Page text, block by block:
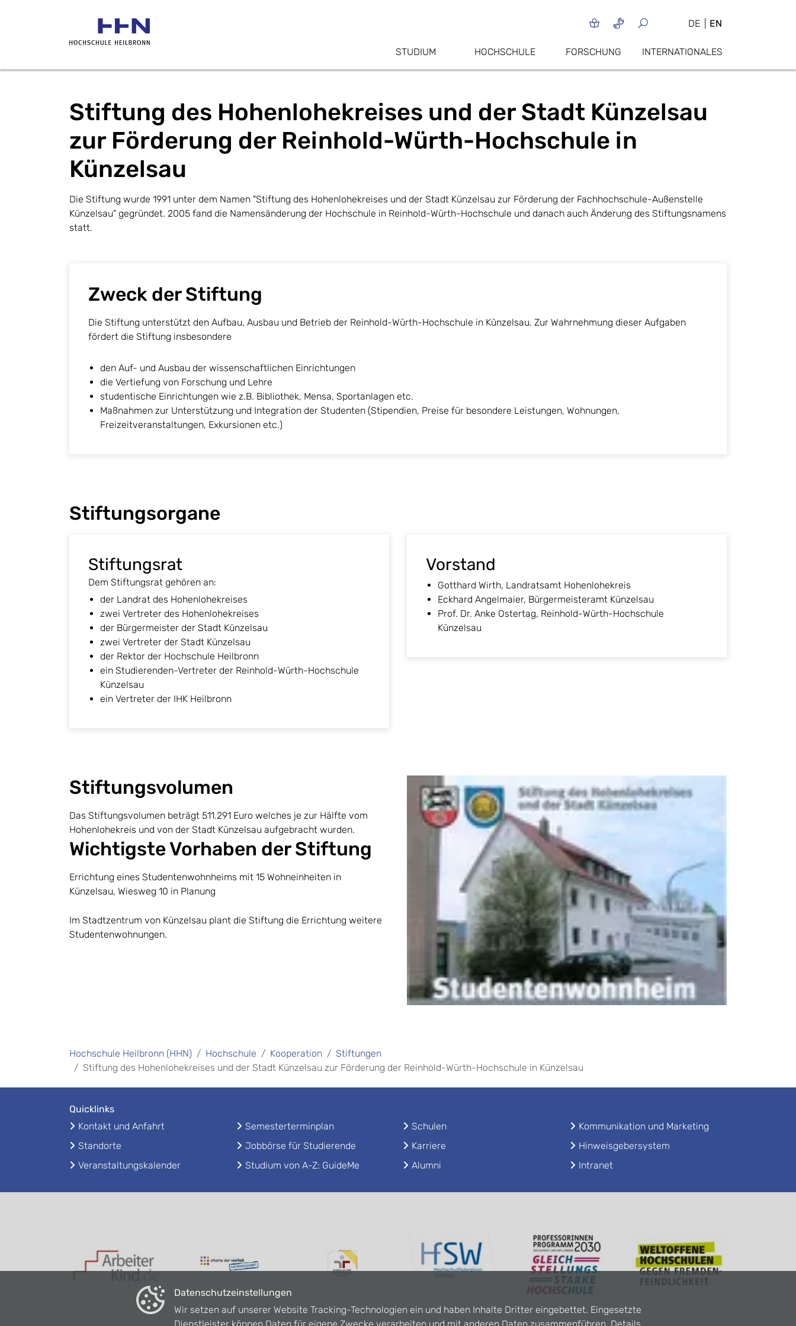
DE EN
STUDIUM HOCHSCHULE FORSCHUNG INTERNATIONALES
Stiftung des Hohenlohekreises und der Stadt Künzelsau
zur Förderung der Reinhold-Würth-Hochschule in
Künzelsau
Die Stiftung wurde 1991 unter dem Namen "Stiftung des Hohenlohekreises und der Stadt Künzelsau zur Förderung der Fachhochschule-Außenstelle
Künzelsau" gegründet. 2005 fand die Namensänderung der Hochschule in Reinhold-Würth-Hochschule und danach auch Änderung des Stiftungsnamens
statt.
Zweck der Stiftung
Die Stiftung unterstützt den Aufbau, Ausbau und Betrieb der Reinhold-Würth-Hochschule in Künzelsau. Zur Wahrnehmung dieser Aufgaben
fördert die Stiftung insbesondere
den Auf- und Ausbau der wissenschaftlichen Einrichtungen
die Vertiefung von Forschung und Lehre
studentische Einrichtungen wie z.B. Bibliothek, Mensa, Sportanlagen etc.
Maßnahmen zur Unterstützung und Integration der Studenten (Stipendien, Preise für besondere Leistungen, Wohnungen,
Freizeitveranstaltungen, Exkursionen etc.)
Stiftungsorgane
Stiftungsrat
Dem Stiftungsrat gehören an:
der Landrat des Hohenlohekreises
zwei Vertreter des Hohenlohekreises
der Bürgermeister der Stadt Künzelsau
zwei Vertreter der Stadt Künzelsau
der Rektor der Hochschule Heilbronn
ein Studierenden-Vertreter der Reinhold-Würth-Hochschule
Künzelsau
ein Vertreter der IHK Heilbronn
Vorstand
Gotthard Wirth, Landratsamt Hohenlohekreis
Eckhard Angelmaier, Bürgermeisteramt Künzelsau
Prof. Dr. Anke Ostertag, Reinhold-Würth-Hochschule
Künzelsau
Stiftungsvolumen
Das Stiftungsvolumen beträgt 511.291 Euro welches je zur Hälfte vom
Hohenlohekreis und von der Stadt Künzelsau aufgebracht wurden.
Wichtigste Vorhaben der Stiftung
Errichtung eines Studentenwohnheims mit 15 Wohneinheiten in
Künzelsau, Wiesweg 10 in Planung
Im Stadtzentrum von Künzelsau plant die Stiftung die Errichtung weitere
Studentenwohnungen.
Hochschule Heilbronn (HHN) Hochschule Kooperation
Stiftungen
Stiftung des Hohenlohekreises und der Stadt Künzelsau zur Förderung der Reinhold-Würth-Hochschule in Künzelsau
Quicklinks
Kontakt und Anfahrt
Standorte
Veranstaltungskalender
Semesterterminplan
Jobbörse für Studierende
Studium von A-Z: GuideMe
Schulen
Karriere
Alumni
Kommunikation und Marketing
Hinweisgebersystem
Intranet
Datenschutzeinstellungen
Wir setzen auf unserer Website Tracking-Technologien ein und haben Inhalte Dritter eingebettet. Eingesetzte